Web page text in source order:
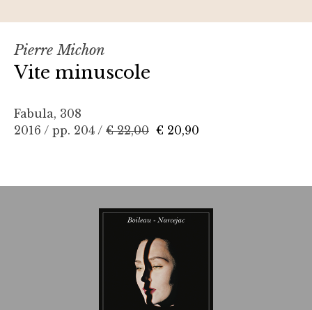
Pierre Michon
Vite minuscole
Fabula, 308
2016 / pp. 204 / € 22,00 € 20,90